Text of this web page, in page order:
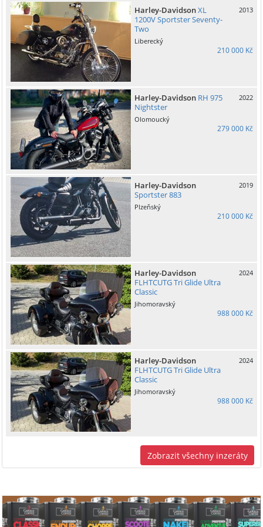
Harley-DavidsonXL
1200V Sportster Seventy-
Two
2013
Liberecký
210 000 Kč
Harley-Davidson RH 975
Nightster
2022
Olomoucký
279 000 Kč
Harley-Davidson
Sportster 883
2019
Plzeňský
210 000 Kč
Harley-Davidson
FLHTCUTG Tri Glide Ultra
Classic
2024
Jihomoravský
988 000 Kč
Harley-Davidson
FLHTCUTG Tri Glide Ultra
Classic
2024
Jihomoravský
988 000 Kč
Zobrazit všechny inzeráty